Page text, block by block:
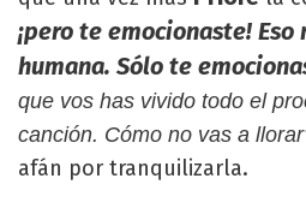
¡pero te emocionaste! Eso
humana. Sólo te
que vos has vivido todo el
canción. Cómo no vas a
afán por tranquilizarla.